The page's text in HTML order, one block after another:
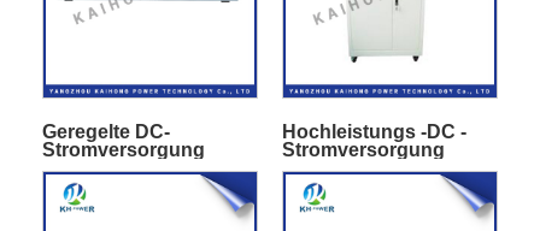
Geregelte DC-
Stromversorgung
Hochleistungs -DC -
Stromversorgung